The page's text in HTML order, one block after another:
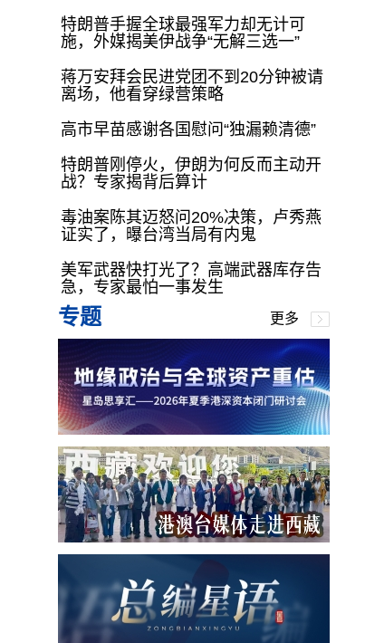
特朗普手握全球最强军力却无计可
施，外媒揭美伊战争“无解三选一”
蒋万安拜会民进党团不到20分钟被请
离场，他看穿绿营策略
高市早苗感谢各国慰问“独漏赖清德”
特朗普刚停火，伊朗为何反而主动开
战？专家揭背后算计
毒油案陈其迈怒问20%决策，卢秀燕
证实了，曝台湾当局有内鬼
美军武器快打光了？高端武器库存告
急，专家最怕一事发生
专题 更多